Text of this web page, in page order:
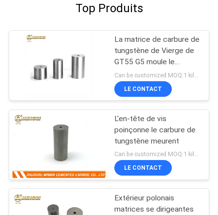
Top Produits
La matrice de carbure de
tungstène de Vierge de
GT55 G5 moule le
poinçon emboutissant la
matrice froide de titre
LE CONTACT
L'en-tête de vis
poinçonne le carbure de
tungstène meurent
Can be customized MOQ:1 kilogramme
LE CONTACT
Extérieur polonais
matrices se dirigeantes